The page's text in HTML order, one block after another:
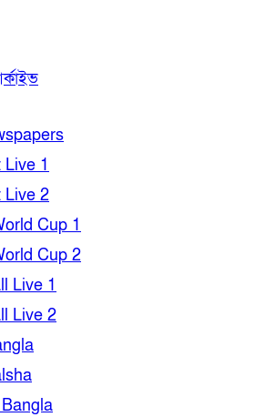
1
Live 2
Cup 1
Cup 2
Live 1
Live 2